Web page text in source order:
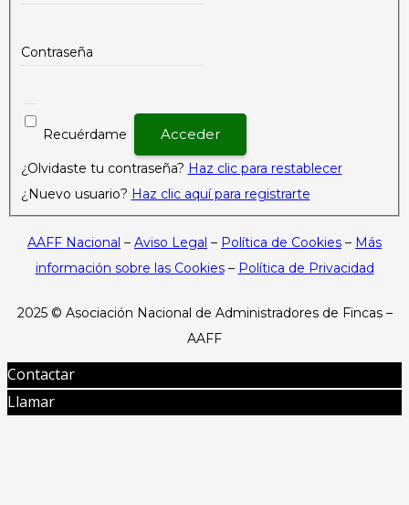
Contraseña
Recuérdame
¿Olvidaste tu contraseña? Haz clic para restablecer
¿Nuevo usuario? Haz clic aquí para registrarte
AAFF Nacional – Aviso Legal – Política de Cookies – Más
información sobre las Cookies– Política de Privacidad
2025 © Asociación Nacional de Administradores de Fincas –
AAFF
Contactar
Llamar